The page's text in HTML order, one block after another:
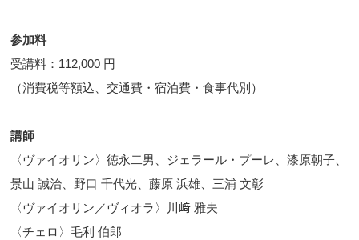
参加料
受講料：112,000 円
（消費税等額込、交通費・宿泊費・食事代別）
講師
〈ヴァイオリン〉徳永二男、ジェラール・プーレ、漆原朝子、
景山 誠治、野口 千代光、藤原 浜雄、三浦 文彰
〈ヴァイオリン／ヴィオラ〉川﨑 雅夫
〈チェロ〉毛利 伯郎